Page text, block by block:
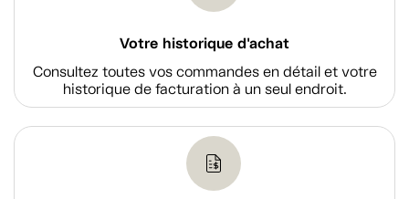
Votre historique d'achat
Consultez toutes vos commandes en détail et votre
historique de facturation à un seul endroit.